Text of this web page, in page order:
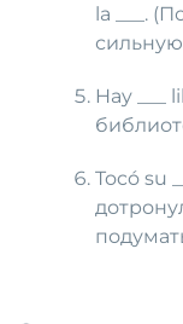
la ___.
сильную
Hay ___
Tocó su